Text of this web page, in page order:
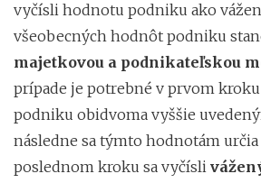
vyčísli hodnotu podniku ako
všeobecných hodnôt podniku
majetkovou a podnikateľskou
prípade je potrebné v prvom
podniku obidvoma vyššie
následne sa týmto hodnotám určia
poslednom kroku sa vyčísli